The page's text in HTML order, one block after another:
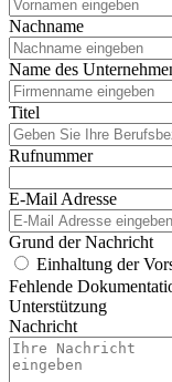
Nachname
Name des
Titel
Rufnummer
E-Mail Adresse
Grund der Nachricht
Einhaltung der
Fehlende
Unterstützung
Nachricht